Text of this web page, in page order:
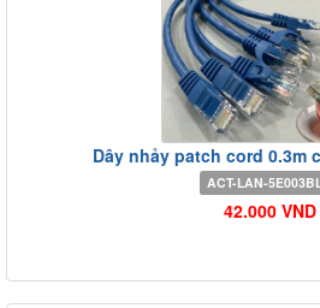
Dây nhảy patch cord 0.3m
ACT-LAN-
42.000 VND